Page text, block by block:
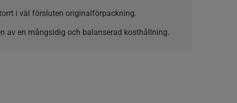
i väl försluten originalförpackning.
av en mångsidig och balanserad kosthållning.